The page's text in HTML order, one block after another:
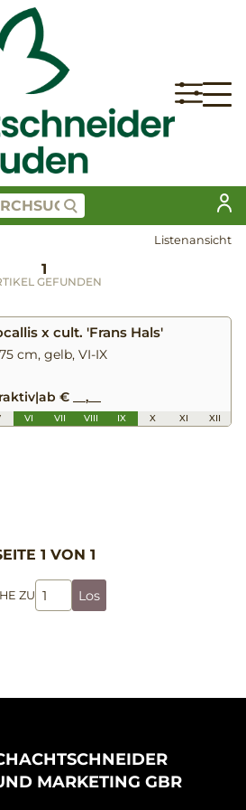
Listenansicht
1
GEFUNDEN
x cult. 'Frans Hals'
cm, gelb, VI-IX
|ab € __,__
VI VII VIII IX X XI XII
1 VON 1
ZU Los
MARKETING GBR